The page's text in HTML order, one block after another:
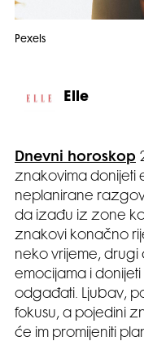
Pexels
Elle
Dnevni horoskop
znakovima donijeti
neplanirane
da izađu iz zone
znakovi konačno
neko vrijeme, drugi
emocijama i
odgađati. Ljubav,
fokusu, a pojedini
će im promijeniti